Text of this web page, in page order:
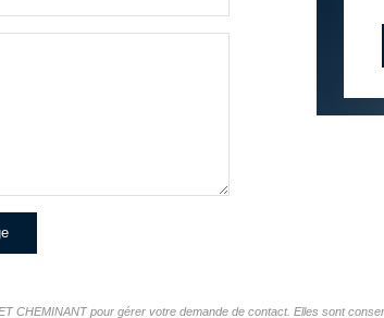
CHEMINANT pour gérer votre demande de contact. Elles sont